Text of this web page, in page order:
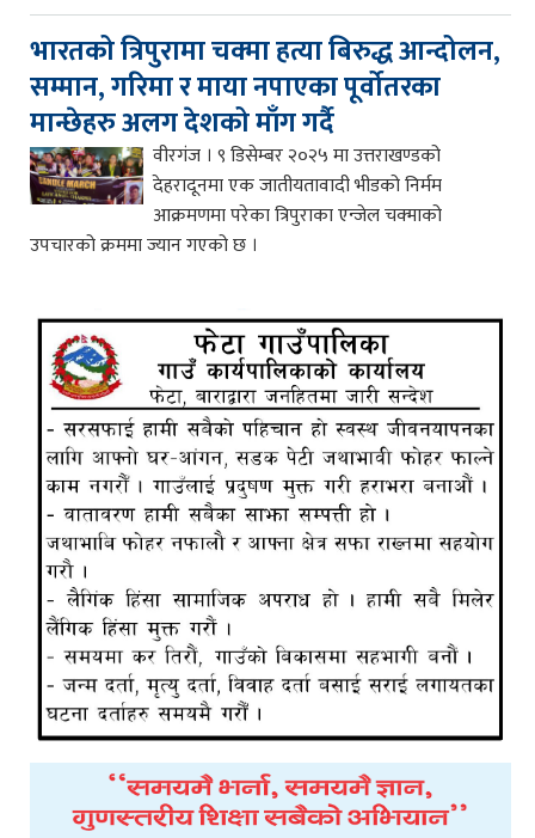
भारतको त्रिपुरामा चक्मा हत्या बिरुद्ध आन्दोलन,
सम्मान, गरिमा र माया नपाएका पूर्वोतरका
मान्छेहरु अलग देशको माँग गर्दै
वीरगंज । ९ डिसेम्बर २०२५ मा उत्तराखण्डको
देहरादूनमा एक जातीयतावादी भीडको निर्मम
आक्रमणमा परेका त्रिपुराका एन्जेल चक्माको
उपचारको क्रममा ज्यान गएको छ ।